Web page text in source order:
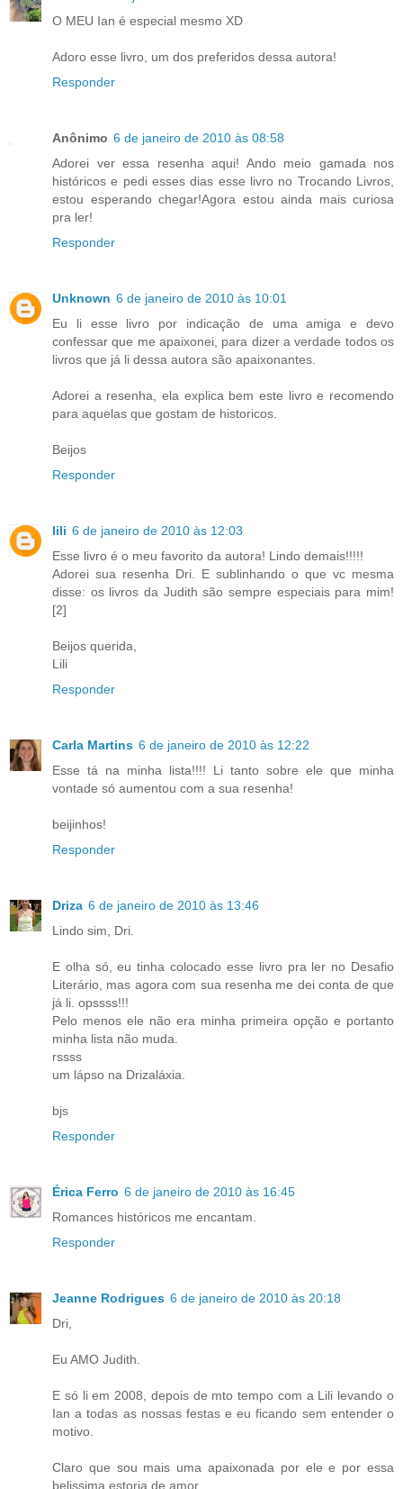
O MEU Ian é especial mesmo XD
Adoro esse livro, um dos preferidos dessa autora!
Responder
Anônimo 6 de janeiro de 2010 às 08:58
Adorei ver essa resenha aqui! Ando meio gamada nos
históricos e pedi esses dias esse livro no Trocando Livros,
estou esperando chegar!Agora estou ainda mais curiosa
pra ler!
Responder
Unknown 6 de janeiro de 2010 às 10:01
Eu li esse livro por indicação de uma amiga e devo
confessar que me apaixonei, para dizer a verdade todos os
livros que já li dessa autora são apaixonantes.
Adorei a resenha, ela explica bem este livro e recomendo
para aquelas que gostam de historicos.
Beijos
Responder
lili 6 de janeiro de 2010 às 12:03
Esse livro é o meu favorito da autora! Lindo demais!!!!!
Adorei sua resenha Dri. E sublinhando o que vc mesma
disse: os livros da Judith são sempre especiais para mim!
[2]
Beijos querida,
Lili
Responder
Carla Martins 6 de janeiro de 2010 às 12:22
Esse tá na minha lista!!!! Li tanto sobre ele que minha
vontade só aumentou com a sua resenha!
beijinhos!
Responder
Driza 6 de janeiro de 2010 às 13:46
Lindo sim, Dri.
E olha só, eu tinha colocado esse livro pra ler no Desafio
Literário, mas agora com sua resenha me dei conta de que
já li. opssss!!!
Pelo menos ele não era minha primeira opção e portanto
minha lista não muda.
rssss
um lápso na Drizaláxia.
bjs
Responder
Érica Ferro 6 de janeiro de 2010 às 16:45
Romances históricos me encantam.
Responder
Jeanne Rodrigues 6 de janeiro de 2010 às 20:18
Dri,
Eu AMO Judith.
E só li em 2008, depois de mto tempo com a Lili levando o
Ian a todas as nossas festas e eu ficando sem entender o
motivo.
Claro que sou mais uma apaixonada por ele e por essa
belissima estoria de amor.